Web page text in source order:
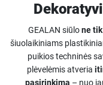
GEALAN siūlone
šiuolaikiniams
puikios techninės
plėvelėmis atveria
pasirinkimą – nuo